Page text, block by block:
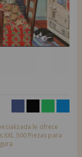
realizar tus compras
estado de tus pedidos
le ofrece
XXL 500 Piezas para